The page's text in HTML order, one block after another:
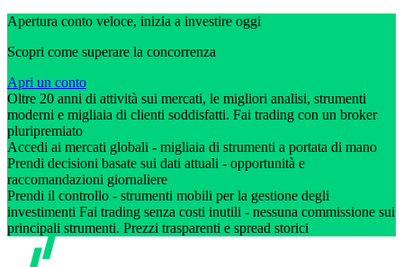
Apertura conto veloce, inizia a investire oggi
Scopri come superare la concorrenza
Apri un conto
Oltre 20 anni di attività sui mercati, le migliori analisi, strumenti
moderni e migliaia di clienti soddisfatti. Fai trading con un broker
pluripremiato
Accedi ai mercati globali - migliaia di strumenti a portata di mano
Prendi decisioni basate sui dati attuali - opportunità e
raccomandazioni giornaliere
Prendi il controllo - strumenti mobili per la gestione degli
investimenti Fai trading senza costi inutili - nessuna commissione sui
principali strumenti. Prezzi trasparenti e spread storici